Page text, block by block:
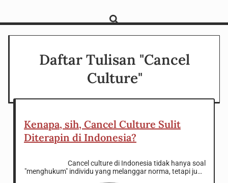
Daftar Tulisan "Cancel
Culture"
Kenapa, sih, Cancel Culture Sulit
Diterapin di Indonesia?
Cancel culture di Indonesia tidak hanya soal
"menghukum" individu yang melanggar norma, tetapi juga